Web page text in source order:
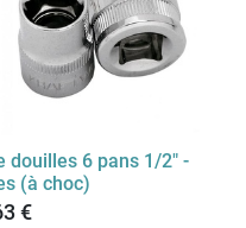
douilles 6 pans 1/2" -
(à choc)
€